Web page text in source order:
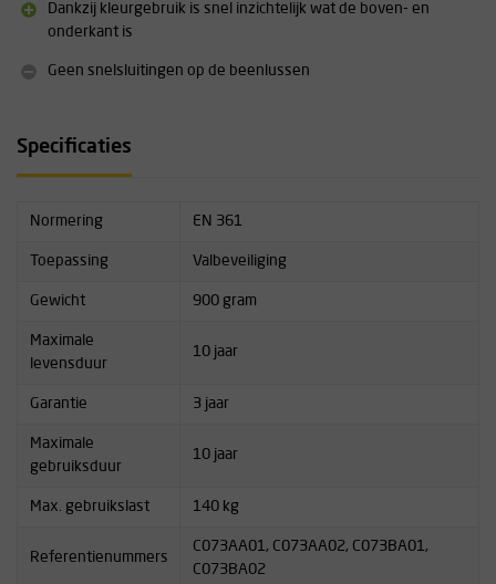
'downloads'.
Dankzij kleurgebruik is snel inzichtelijk wat de boven- en
onderkant is
Geen snelsluitingen op de beenlussen
Specificaties
Normering EN 361
Toepassing Valbeveiliging
Gewicht 900 gram
Maximale
levensduur
10 jaar
Garantie 3 jaar
Maximale
gebruiksduur
10 jaar
Max. gebruikslast 140 kg
Referentienummers
C073AA01, C073AA02, C073BA01,
C073BA02